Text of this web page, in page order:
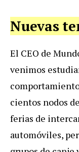
Nuevas
El CEO de
venimos
cientos nodos
ferias de
automóviles,